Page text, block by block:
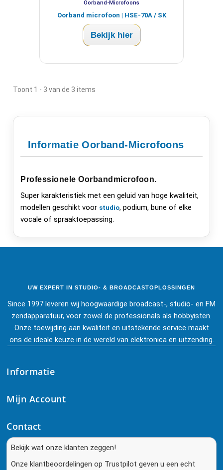
Oorband-Microfoons
Oorband microfoon | HSE-70A / SK
Bekijk hier
Toont 1 - 3 van de 3 items
Informatie Oorband-Microfoons
Professionele Oorbandmicrofoon.
Super karakteristiek met een geluid van hoge kwaliteit,
modellen geschikt voor studio, podium, bune of elke
vocale of spraaktoepassing.
UW EXPERT IN STUDIO- & BROADCASTOPLOSSINGEN
Since 1997 leveren wij hoogwaardige broadcast-, studio- en FM
zendapparatuur, voor zowel de professionals als hobbyisten.
Onze toewijding aan kwaliteit en uitstekende service maakt
ons de ideale keuze in de wereld van elektronica en uitzending.
Informatie
Mijn Account
Contact
Bekijk wat onze klanten zeggen!
Onze klantbeoordelingen op Trustpilot geven u een echt